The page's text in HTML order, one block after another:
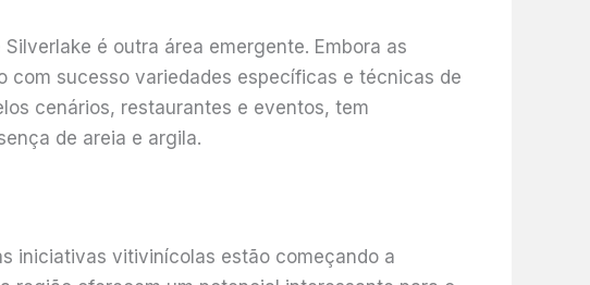
é outra área emergente. Embora as
com sucesso variedades específicas e técnicas de
cenários, restaurantes e eventos, tem
de areia e argila.
iniciativas vitivinícolas estão começando a